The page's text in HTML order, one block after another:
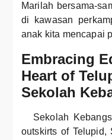
Marilah bersama-
di kawasan
anak kita mencapai
Embracing
Heart of
Sekolah
Sekolah
outskirts of